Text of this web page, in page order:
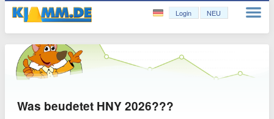
Login NEU
Was beudetet HNY 2026???